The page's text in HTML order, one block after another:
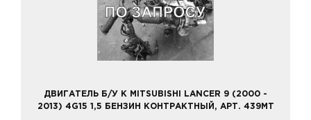
ДВИГАТЕЛЬ Б/У К MITSUBISHI LANCER 9 (2000 -
2013) 4G15 1,5 БЕНЗИН КОНТРАКТНЫЙ, АРТ. 439MT